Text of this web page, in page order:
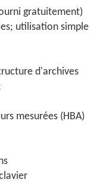
gratuitement)
utilisation simple
d'archives
mesurées (HBA)